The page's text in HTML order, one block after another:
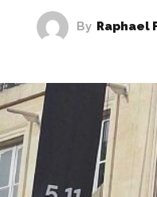
By Raphael